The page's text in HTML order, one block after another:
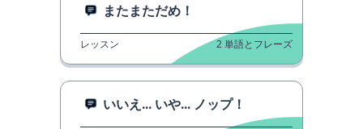
またまただめ！
レッスン 2単語とフレーズ
いいえ... いや... ノップ！